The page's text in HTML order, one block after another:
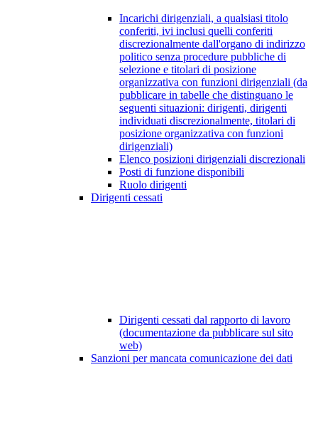
Incarichi dirigenziali, a qualsiasi titolo
conferiti, ivi inclusi quelli conferiti
discrezionalmente dall'organo di indirizzo
politico senza procedure pubbliche di
selezione e titolari di posizione
organizzativa con funzioni dirigenziali (da
pubblicare in tabelle che distinguano le
seguenti situazioni: dirigenti, dirigenti
individuati discrezionalmente, titolari di
posizione organizzativa con funzioni
dirigenziali)
Elenco posizioni dirigenziali discrezionali
Posti di funzione disponibili
Ruolo dirigenti
Dirigenti cessati
Dirigenti cessati dal rapporto di lavoro
(documentazione da pubblicare sul sito
web)
Sanzioni per mancata comunicazione dei dati